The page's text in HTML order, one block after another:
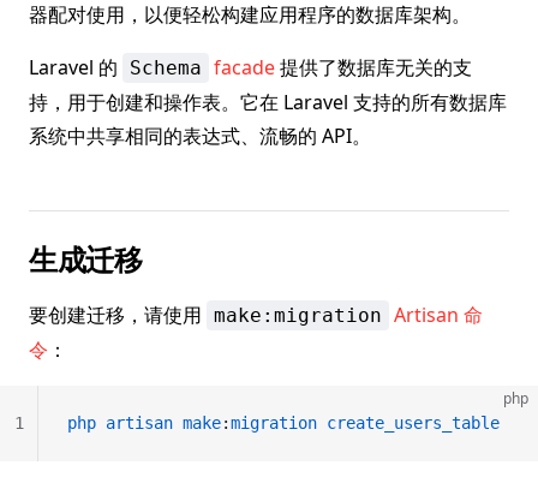
器配对使用，以便轻松构建应用程序的数据库架构。
Laravel 的
Schema facade提供了数据库无关的支
持，用于创建和操作表。它在 Laravel 支持的所有数据库
系统中共享相同的表达式、流畅的 API。
生成迁移
要创建迁移，请使用 make:migration Artisan 命
令 ：
php
php artisan make:migration create_users_table
1